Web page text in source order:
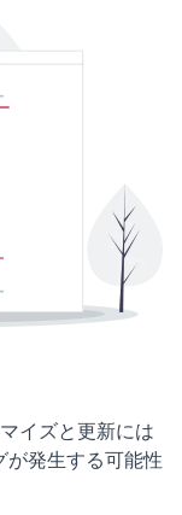
イズと更新には
が発生する可能性